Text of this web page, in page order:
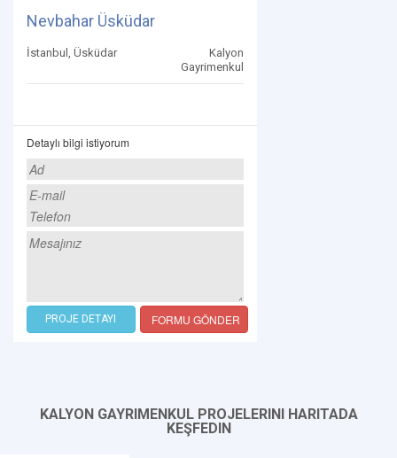
Nevbahar Üsküdar
İstanbul, Üsküdar
Kalyon
Gayrimenkul
Detaylı bilgi istiyorum
PROJE DETAYI FORMU GÖNDER
KALYON GAYRIMENKUL PROJELERINI HARITADA
KEŞFEDIN